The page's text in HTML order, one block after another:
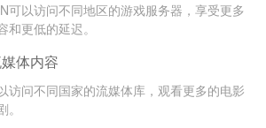
可以访问不同地区的游戏服务器，享受更多
和更低的延迟。
体内容
访问不同国家的流媒体库，观看更多的电影